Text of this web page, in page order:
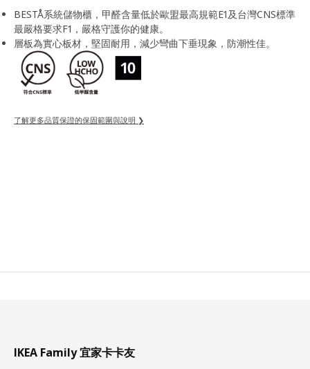
BESTÅ系統儲物櫃，甲醛含量低於歐盟最高規範E1及台灣CNS標準
最嚴格要求F1，嚴格守護你的健康。
層板為實心板材，堅固耐用，減少彎曲下垂現象，防潮性佳。
了解更多品質保證的保固範圍與說明 ❯
IKEA Family 宜家卡卡友